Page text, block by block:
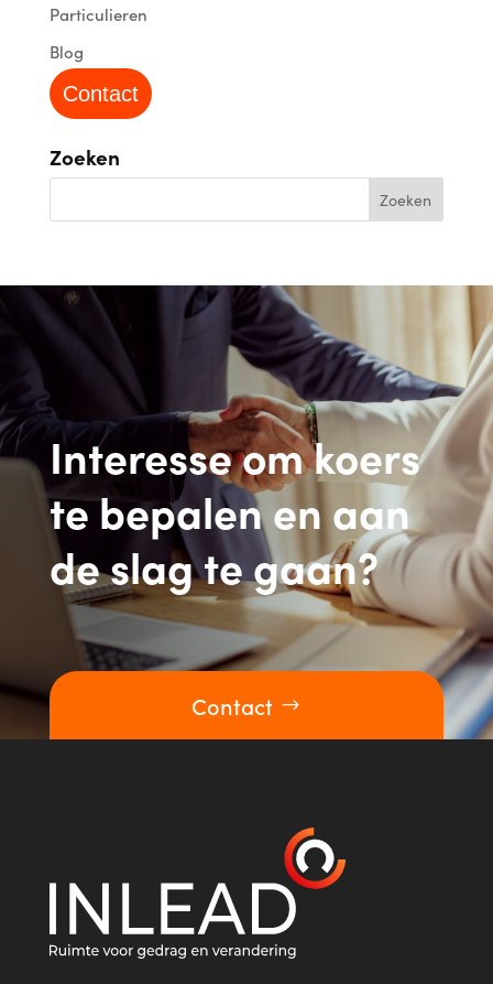
Particulieren
Blog
Contact
Zoeken
Interesse om koers
te bepalen en aan
de slag te gaan?
Contact